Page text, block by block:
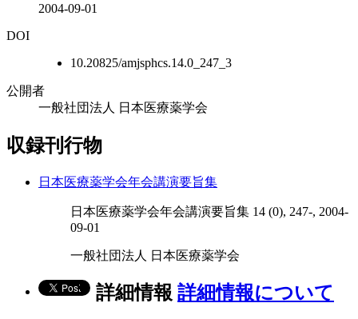
2004-09-01
DOI
10.20825/amjsphcs.14.0_247_3
公開者
一般社団法人 日本医療薬学会
収録刊行物
日本医療薬学会年会講演要旨集
日本医療薬学会年会講演要旨集 14 (0), 247-, 2004-
09-01
一般社団法人 日本医療薬学会
詳細情報 詳細情報について